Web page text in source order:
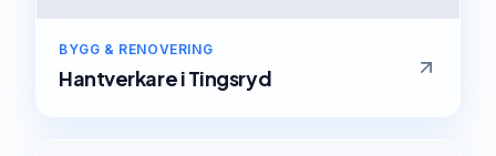
BYGG & RENOVERING
HantverkareiTingsryd